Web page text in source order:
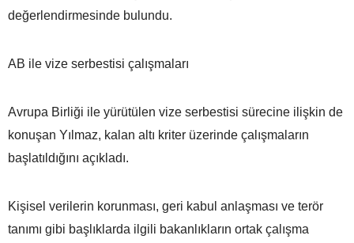
değerlendirmesinde bulundu.
AB ile vize serbestisi çalışmaları
Avrupa Birliği ile yürütülen vize serbestisi sürecine ilişkin de
konuşan Yılmaz, kalan altı kriter üzerinde çalışmaların
başlatıldığını açıkladı.
Kişisel verilerin korunması, geri kabul anlaşması ve terör
tanımı gibi başlıklarda ilgili bakanlıkların ortak çalışma